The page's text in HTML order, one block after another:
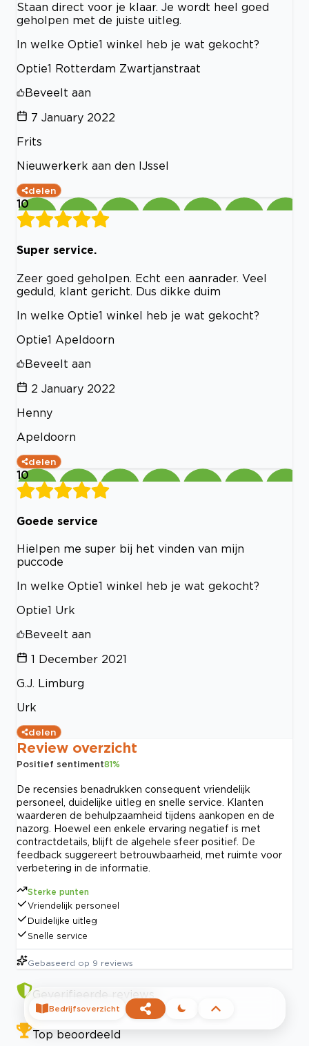
Staan direct voor je klaar. Je wordt heel goed
geholpen met de juiste uitleg.
In welke Optie1 winkel heb je wat gekocht?
Optie1 Rotterdam Zwartjanstraat
Beveelt aan
7 January 2022
Frits
Nieuwerkerk aan den IJssel
delen
10
Super service.
Zeer goed geholpen. Echt een aanrader. Veel
geduld, klant gericht. Dus dikke duim
In welke Optie1 winkel heb je wat gekocht?
Optie1 Apeldoorn
Beveelt aan
2 January 2022
Henny
Apeldoorn
delen
10
Goede service
Hielpen me super bij het vinden van mijn
puccode
In welke Optie1 winkel heb je wat gekocht?
Optie1 Urk
Beveelt aan
1 December 2021
G.J. Limburg
Urk
delen
Review overzicht
Positief sentiment81%
De recensies benadrukken consequent vriendelijk
personeel, duidelijke uitleg en snelle service. Klanten
waarderen de behulpzaamheid tijdens aankopen en de
nazorg. Hoewel een enkele ervaring negatief is met
contractdetails, blijft de algehele sfeer positief. De
feedback suggereert betrouwbaarheid, met ruimte voor
verbetering in de informatie.
Sterke punten
Vriendelijk personeel
Duidelijke uitleg
Snelle service
Gebaseerd op 9 reviews
Geverifieerde reviews
Top beoordeeld
Bedrijfsoverzicht